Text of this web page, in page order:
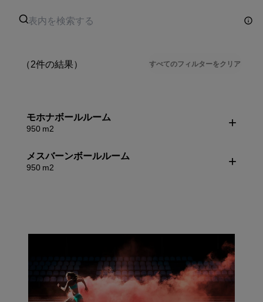
（2件の結果） すべてのフィルターをクリア
モホナボールルーム
950 m2
メスバーンボールルーム
950 m2